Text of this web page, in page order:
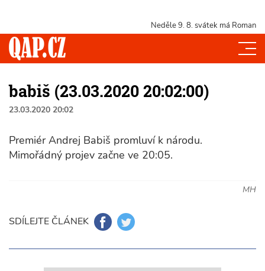
Neděle 9. 8. svátek má Roman
babiš (23.03.2020 20:02:00)
23.03.2020 20:02
Premiér Andrej Babiš promluví k národu.
Mimořádný projev začne ve 20:05.
MH
SDÍLEJTE ČLÁNEK